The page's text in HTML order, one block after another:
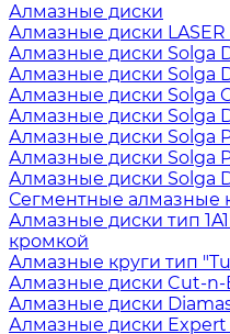
Алмазные диски
Алмазные диски LASER
Алмазные диски Solga
Алмазные диски Solga
Алмазные диски Solga
Алмазные диски Solga
Алмазные диски Solga
Алмазные диски Solga
Алмазные диски Solga
Сегментные алмазные
Алмазные диски тип
кромкой
Алмазные круги тип
Алмазные диски Cut-n-
Алмазные диски
Алмазные диски Expert